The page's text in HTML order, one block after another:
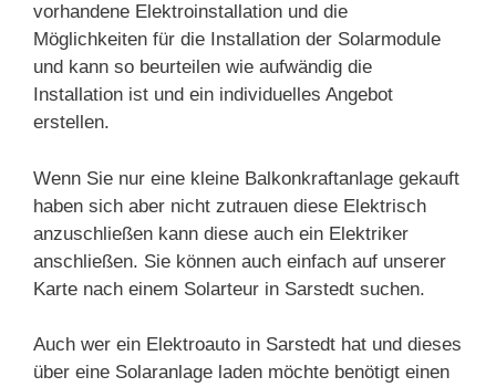
vorhandene Elektroinstallation und die
Möglichkeiten für die Installation der Solarmodule
und kann so beurteilen wie aufwändig die
Installation ist und ein individuelles Angebot
erstellen.
Wenn Sie nur eine kleine Balkonkraftanlage gekauft
haben sich aber nicht zutrauen diese Elektrisch
anzuschließen kann diese auch ein Elektriker
anschließen. Sie können auch einfach auf unserer
Karte nach einem Solarteur in Sarstedt suchen.
Auch wer ein Elektroauto in Sarstedt hat und dieses
über eine Solaranlage laden möchte benötigt einen